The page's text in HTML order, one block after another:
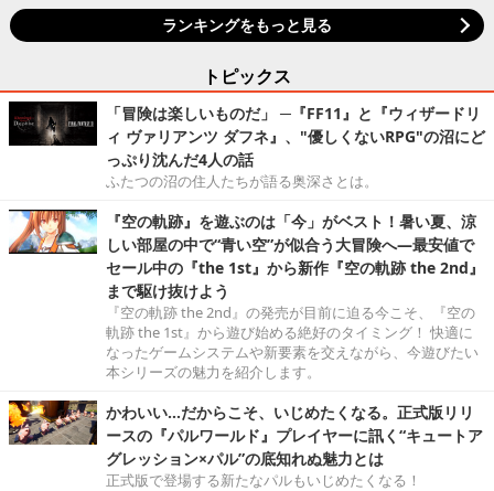
ランキングをもっと見る
トピックス
「冒険は楽しいものだ」 ─『FF11』と『ウィザードリ
ィ ヴァリアンツ ダフネ』、"優しくないRPG"の沼にど
っぷり沈んだ4人の話
ふたつの沼の住人たちが語る奥深さとは。
『空の軌跡』を遊ぶのは「今」がベスト！暑い夏、涼
しい部屋の中で“青い空”が似合う大冒険へ―最安値で
セール中の『the 1st』から新作『空の軌跡 the 2nd』
まで駆け抜けよう
『空の軌跡 the 2nd』の発売が目前に迫る今こそ、『空の
軌跡 the 1st』から遊び始める絶好のタイミング！ 快適に
なったゲームシステムや新要素を交えながら、今遊びたい
本シリーズの魅力を紹介します。
かわいい…だからこそ、いじめたくなる。正式版リリ
ースの『パルワールド』プレイヤーに訊く“キュートア
グレッション×パル”の底知れぬ魅力とは
正式版で登場する新たなパルもいじめたくなる！